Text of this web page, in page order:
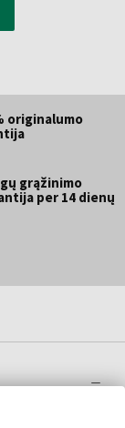
originalumo
grąžinimo
per 14 dienų
Tonka